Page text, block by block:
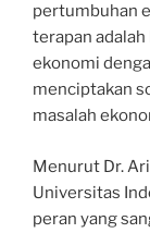
pertumbuhan
terapan
ekonomi
menciptakan
masalah
Menurut Dr.
Universitas
peran yang